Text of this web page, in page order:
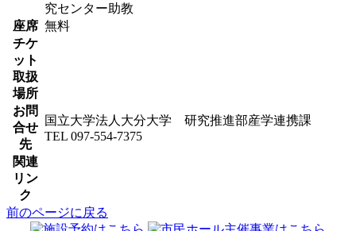
究センター助教
座席 無料
チケ
ット
取扱
場所
お問
合せ
先
国立大学法人大分大学 研究推進部産学連携課
TEL 097-554-7375
関連
リン
ク
前のページに戻る